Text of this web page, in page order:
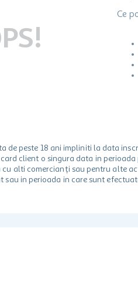
Ce
de peste 18 ani impliniti la data
client o singura data in
alti comercianți sau pentru alte
in perioada in care sunt